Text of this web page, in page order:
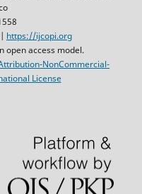
| https://ijcopi.org
open access model.
NonCommercial-
License